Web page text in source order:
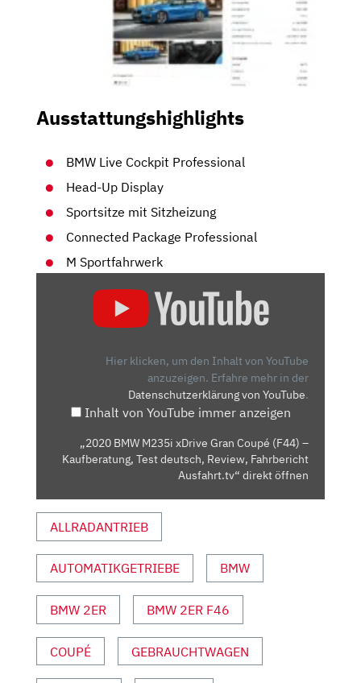
Ausstattungshighlights
BMW Live Cockpit Professional
Head-Up Display
Sportsitze mit Sitzheizung
Connected Package Professional
M Sportfahrwerk
KAUFBERATUNG,
TEST
FAHRBERICHT
AUSFAHRT.TV“
VON
YOUTUBE
Hier klicken, um den Inhalt von YouTube
anzuzeigen. Erfahre mehr in der
Datenschutzerklärung von YouTube.
Inhalt von YouTube immer anzeigen
„2020 BMW M235i xDrive Gran Coupé (F44) –
Kaufberatung, Test deutsch, Review, Fahrbericht
Ausfahrt.tv“ direkt öffnen
ALLRADANTRIEB
AUTOMATIKGETRIEBE BMW
BMW 2ER BMW 2ER F46
COUPÉ GEBRAUCHTWAGEN